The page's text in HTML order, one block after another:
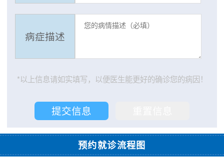
病症描述
*以上信息请如实填写，以便医生能更好的确诊您的病因！
预约就诊流程图